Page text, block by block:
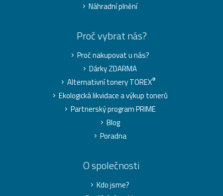
Náhradní plnění
Proč vybrat nás?
Proč nakupovat u nás?
Dárky ZDARMA
Alternativní tonery TOREX®
Ekologická likvidace a výkup tonerů
Partnerský program PRIME
Blog
Poradna
O společnosti
Kdo jsme?